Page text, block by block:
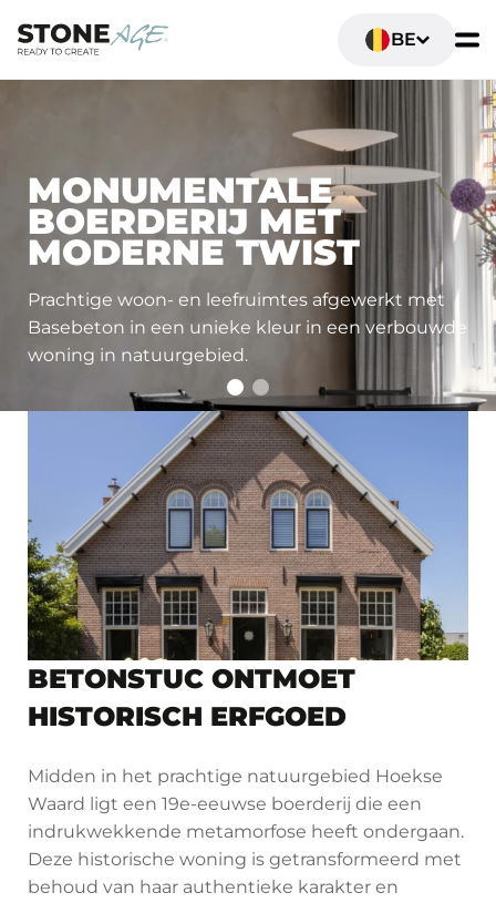
MONUMENTALE
BOERDERIJ MET
MODERNE TWIST
Prachtige woon- en leefruimtes afgewerkt met
Basebeton in een unieke kleur in een verbouwde
woning in natuurgebied.
BE
BETONSTUC ONTMOET
HISTORISCH ERFGOED
Midden in het prachtige natuurgebied Hoekse
Waard ligt een 19e-eeuwse boerderij die een
indrukwekkende metamorfose heeft ondergaan.
Deze historische woning is getransformeerd met
behoud van haar authentieke karakter en